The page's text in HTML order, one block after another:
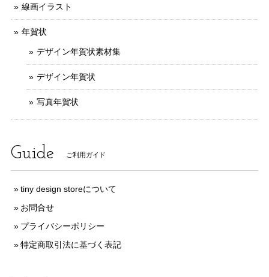
線画イラスト
年賀状
デザイン年賀状素材集
デザイン年賀状
写真年賀状
Guide ご利用ガイド
tiny design storeについて
お問合せ
プライバシーポリシー
特定商取引法に基づく表記